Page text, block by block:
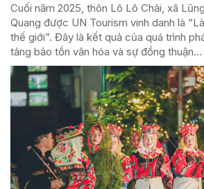
Cuối năm 2025, thôn Lô Lô Chải, xã
Quang được UN Tourism vinh danh là
thế giới”. Đây là kết quả của quá trình
tảng bảo tồn văn hóa và sự đồng thuận...